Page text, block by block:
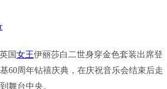
英国 女王伊丽莎白二世身穿金色套装出席登
基60周年钻禧庆典，在庆祝音乐会结束后走
到舞台中央。